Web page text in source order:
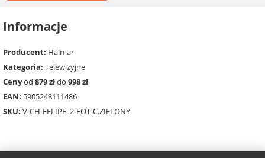
Informacje
Producent: Halmar
Kategoria: Telewizyjne
Cenyod 879 złdo 998 zł
EAN: 5905248111486
SKU: V-CH-FELIPE_2-FOT-C.ZIELONY